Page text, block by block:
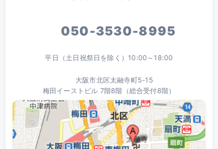
050-3530-8995
平日（土日祝祭日を除く）10:00～18:00
大阪市北区太融寺町5-15
梅田イーストビル 7階8階（総合受付8階）